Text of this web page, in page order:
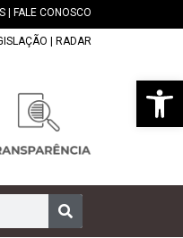
Abrir
FALE CONOSCO
RADAR